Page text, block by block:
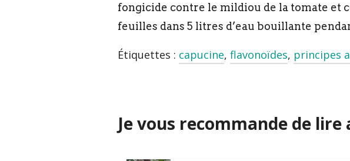
fongicide contre le mildiou de la tomate et
feuilles dans 5 litres d’eau bouillante
Étiquettes : capucine, flavonoïdes, principes
Je vous recommande de lire